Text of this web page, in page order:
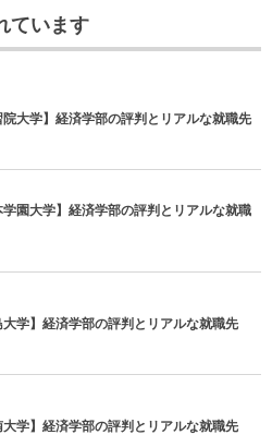
ています
院大学】経済学部の評判とリアルな就職先
学園大学】経済学部の評判とリアルな就職
大学】経済学部の評判とリアルな就職先
大学】経済学部の評判とリアルな就職先